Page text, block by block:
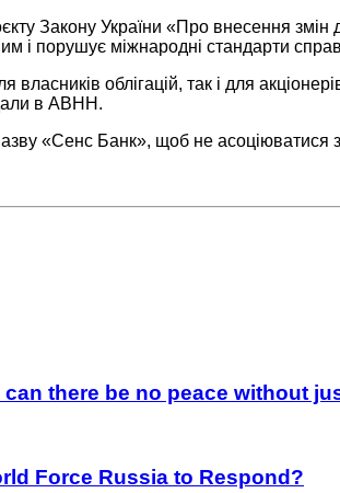
Закону України «Про внесення змін
і порушує міжнародні стандарти
власників облігацій, так і для
в ABHH.
«Сенс Банк», щоб не асоціюватися
there be no peace without
Force Russia to Respond?